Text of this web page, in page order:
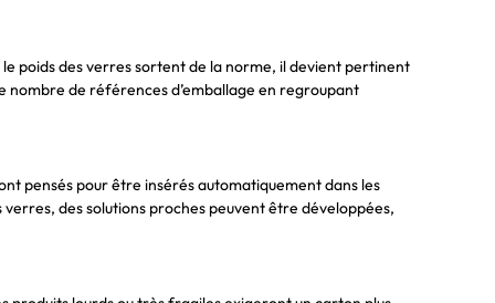
poids des verres sortent de la norme, il devient pertinent
nombre de références d’emballage en regroupant
pensés pour être insérés automatiquement dans les
des solutions proches peuvent être développées,